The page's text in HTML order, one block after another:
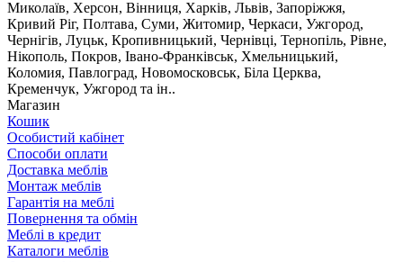
Миколаїв, Херсон, Вінниця, Харків, Львів, Запоріжжя,
Кривий Ріг, Полтава, Суми, Житомир, Черкаси, Ужгород,
Чернігів, Луцьк, Кропивницький, Чернівці, Тернопіль, Рівне,
Нікополь, Покров, Івано-Франківськ, Хмельницький,
Коломия, Павлоград, Новомосковськ, Біла Церква,
Кременчук, Ужгород та ін..
Магазин
Кошик
Особистий кабінет
Способи оплати
Доставка меблів
Монтаж меблів
Гарантія на меблі
Повернення та обмін
Меблі в кредит
Каталоги меблів